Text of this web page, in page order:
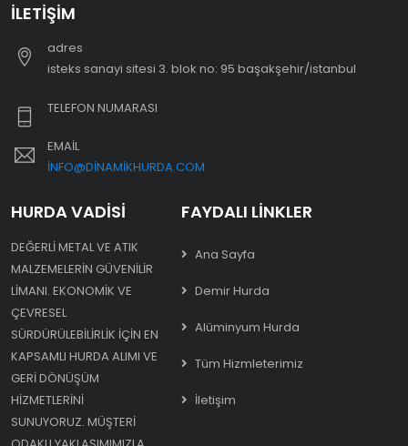
İLETIŞIM
adres
i̇steks sanayi sitesi 3. blok no: 95 başakşehir/i̇stanbul
TELEFON NUMARASI
EMAIL
INFO@DINAMIKHURDA.COM
HURDA VADISI
DEĞERLI METAL VE ATIK
MALZEMELERIN GÜVENILIR
LIMANI. EKONOMIK VE
ÇEVRESEL
SÜRDÜRÜLEBILIRLIK IÇIN EN
KAPSAMLI HURDA ALIMI VE
GERI DÖNÜŞÜM
HIZMETLERINI
SUNUYORUZ. MÜŞTERI
FAYDALI LINKLER
Ana Sayfa
Demir Hurda
Alüminyum Hurda
Tüm Hizmleterimiz
İletişim